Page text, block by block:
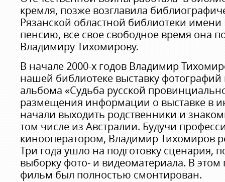
кремля, позже возглавила
Рязанской областной библиотеки
пенсию, все свое свободное время она
Владимиру Тихомирову.
В начале 2000-х годов Владимир
нашей библиотеке выставку
альбома «Судьба русской
размещения информации о выставке в
начали выходить родственники и
том числе из Австралии. Будучи
кинооператором, Владимир Тихомиров
Три года ушло на подготовку сценария,
выборку фото- и видеоматериала. В
фильм был полностью смонтирован.